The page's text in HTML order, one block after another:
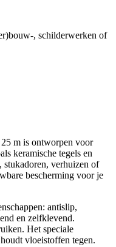
, schilderwerken of
m is ontworpen voor
keramische tegels en
stukadoren, verhuizen of
bescherming voor je
antislip,
en zelfklevend.
Het speciale
vloeistoffen tegen.